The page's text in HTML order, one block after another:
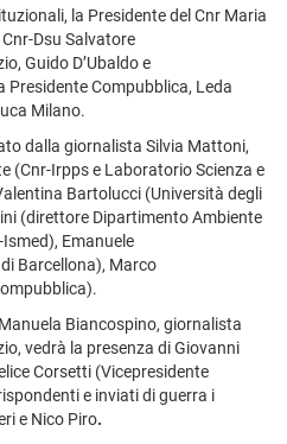
la Presidente del Cnr Maria
Dsu Salvatore
Guido D’Ubaldo e
Presidente Compubblica, Leda
Milano.
dalla giornalista Silvia Mattoni,
(Cnr-Irpps e Laboratorio Scienza e
Bartolucci (Università degli
(direttore Dipartimento Ambiente
Emanuele
Barcellona), Marco
Biancospino, giornalista
vedrà la presenza di Giovanni
Corsetti (Vicepresidente
e inviati di guerra i
e Nico Piro.